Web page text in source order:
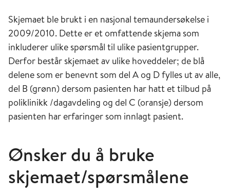
Skjemaet ble brukt i en nasjonal temaundersøkelse i
2009/2010. Dette er et omfattende skjema som
inkluderer ulike spørsmål til ulike pasientgrupper.
Derfor består skjemaet av ulike hoveddeler; de blå
delene som er benevnt som del A og D fylles ut av alle,
del B (grønn) dersom pasienten har hatt et tilbud på
poliklinikk /dagavdeling og del C (oransje) dersom
pasienten har erfaringer som innlagt pasient.
Ønsker du å bruke
skjemaet/spørsmålene